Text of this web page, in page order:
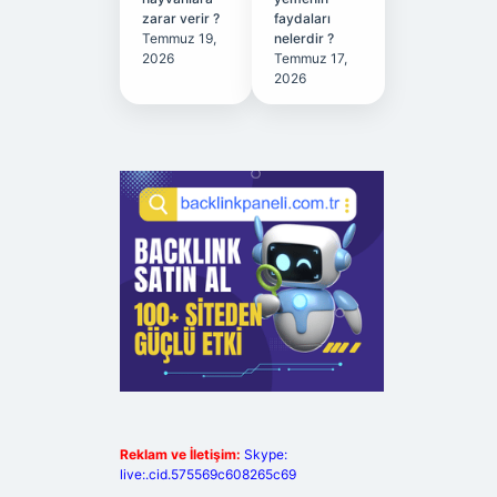
zarar verir ?
Temmuz 19,
2026
faydaları
nelerdir ?
Temmuz 17,
2026
Reklam ve İletişim: Skype:
live:.cid.575569c608265c69